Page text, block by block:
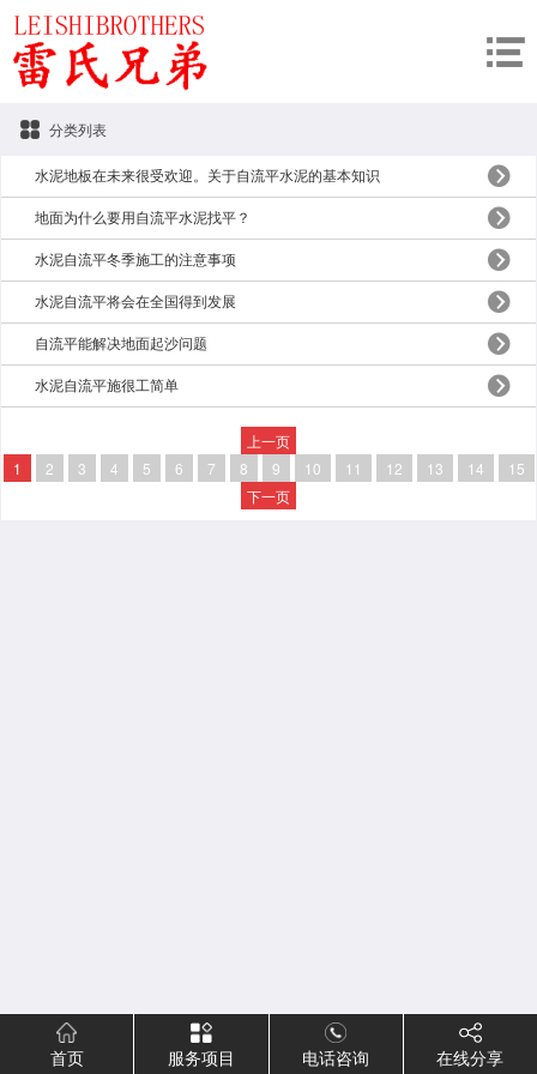
分类列表
水泥地板在未来很受欢迎。关于自流平水泥的基本知识
地面为什么要用自流平水泥找平？
水泥自流平冬季施工的注意事项
水泥自流平将会在全国得到发展
自流平能解决地面起沙问题
水泥自流平施很工简单
上一页
1
2 3 4 5 6 7 8 9 10 11 12 13 14
15
下一页
首页 服务项目 电话咨询 在线分享